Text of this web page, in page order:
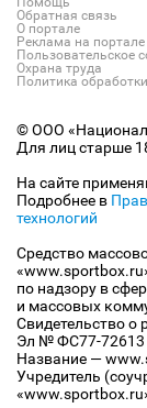
Обратная связь
О портале
Реклама на портале
Пользовательское
Охрана труда
Политика
© ООО
Для лиц старше
На сайте
Подробнее в
технологий
Средство
по надзору в
и массовых
Свидетельство о
Эл № ФС77-72613
Название —
Учредитель